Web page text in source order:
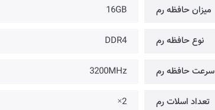
میزان حافظه رم 16GB
نوع حافظه رم DDR4
سرعت حافظه رم 3200MHz
تعداد اسلات رم 2×